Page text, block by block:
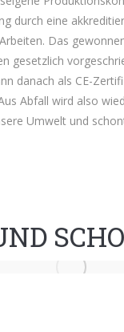
durch eine
Das
gesetzlich
danach als CE-
Abfall wird also
Umwelt und